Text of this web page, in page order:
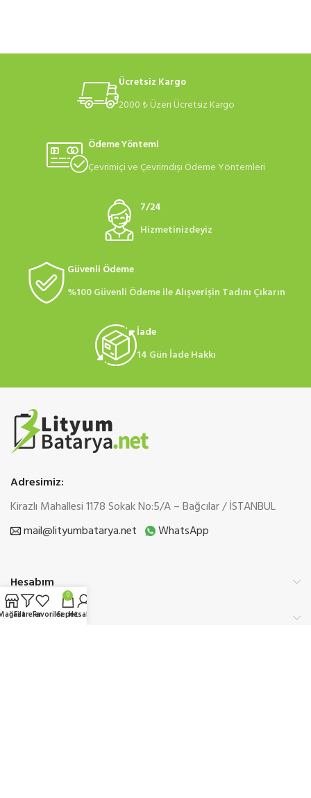
Ücretsiz Kargo
2000 ₺ Üzeri Ücretsiz Kargo
Ödeme Yöntemi
Çevrimiçi ve Çevrimdışı Ödeme Yöntemleri
7/24
Hizmetinizdeyiz
Güvenli Ödeme
%100 Güvenli Ödeme ile Alışverişin Tadını Çıkarın
İade
14 Gün İade Hakkı
Adresimiz:
Kirazlı Mahallesi 1178 Sokak No:5/A – Bağcılar / İSTANBUL
mail@lityumbatarya.net
WhatsApp
Hesabım
Kurumsal
FiltrelerFavoriler
0
SepetHesabım